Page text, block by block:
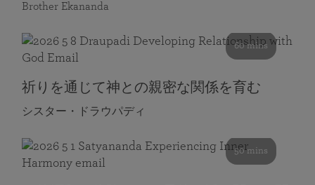
Brother Ekananda
60 mins
祈りを通じて神との親密な関係を育む
シスター・ドラウパディ
50 mins